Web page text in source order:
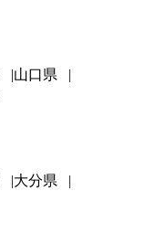
山口県
大分県